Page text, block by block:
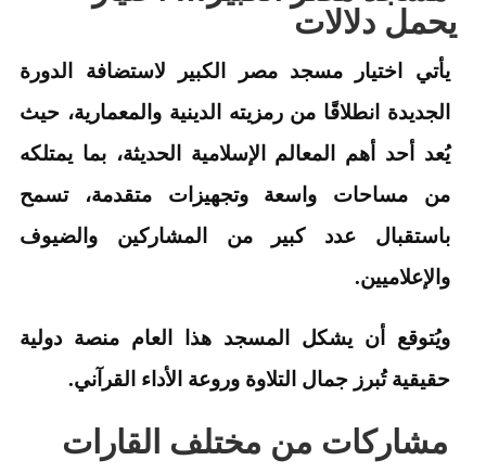
يحمل دلالات
يأتي اختيارمسجد مصر الكبير
لاستضافة الدورة
الجديدة انطلاقًا من رمزيته الدينية والمعمارية، حيث
يُعد أحد أهم المعالم الإسلامية الحديثة، بما يمتلكه
من مساحات واسعة وتجهيزات متقدمة، تسمح
باستقبال عدد كبير من المشاركين والضيوف
والإعلاميين.
ويُتوقع أن يشكل المسجد هذا العام منصة دولية
حقيقية تُبرز جمال التلاوة وروعة الأداء القرآني.
مشاركات من مختلف القارات